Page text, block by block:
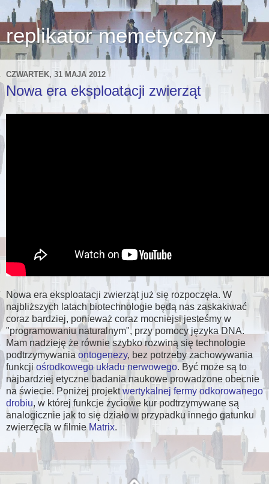
replikator memetyczny
CZWARTEK, 31 MAJA 2012
Nowa era eksploatacji zwierząt
Nowa era eksploatacji zwierząt już się rozpoczęła. W
najbliższych latach biotechnologie będą nas zaskakiwać
coraz bardziej, ponieważ coraz mocniejsi jesteśmy w
"programowaniu naturalnym", przy pomocy języka DNA.
Mam nadzieję że równie szybko rozwiną się technologie
podtrzymywania ontogenezy, bez potrzeby zachowywania
funkcji ośrodkowego układu nerwowego. Być może są to
najbardziej etyczne badania naukowe prowadzone obecnie
na świecie. Poniżej projektwertykalnej fermy odkorowanego
drobiu, w której funkcje życiowe kur podtrzymywane są
analogicznie jak to się działo w przypadku innego gatunku
zwierzęcia w filmie Matrix.